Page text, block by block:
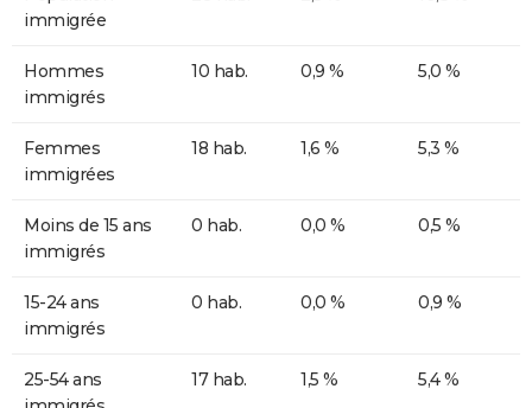
immigrée
Hommes
immigrés
10 hab. 0,9 % 5,0 %
Femmes
immigrées
18 hab. 1,6 % 5,3 %
Moins de 15 ans
immigrés
0 hab. 0,0 % 0,5 %
15-24 ans
immigrés
0 hab. 0,0 % 0,9 %
25-54 ans
17 hab. 1,5 % 5,4 %